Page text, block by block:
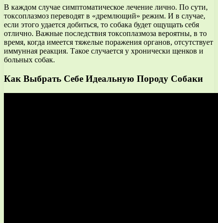
В каждом случае симптоматическое лечение лично. По сути,
токсоплазмоз переводят в «дремлющий» режим. И в случае,
если этого удается добиться, то собака будет ощущать себя
отлично. Важные последствия токсоплазмоза вероятны, в то
время, когда имеется тяжелые поражения органов, отсутствует
иммунная реакция. Такое случается у хронически щенков и
больных собак.
Как Выбрать Себе Идеальную Породу Собаки